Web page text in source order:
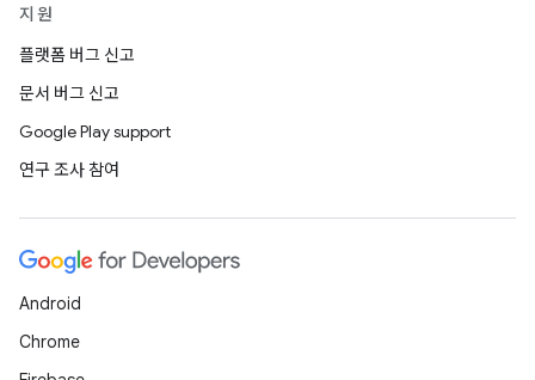
지원
플랫폼 버그 신고
문서 버그 신고
Google Play support
연구 조사 참여
Android
Chrome